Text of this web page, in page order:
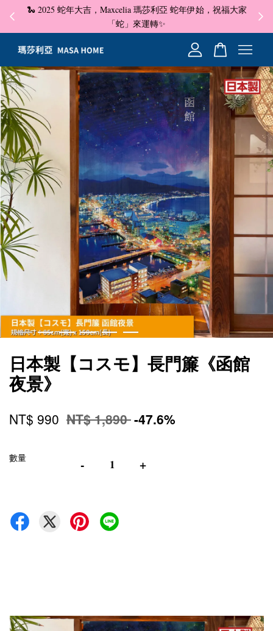
🐍 2025 蛇年大吉，Maxcelia 瑪莎利亞 蛇年伊始，祝福大家
「蛇」來運轉✨
✦
日本製【コスモ】長門簾《函館
夜景》
NT$ 990 NT$ 1,890-47.6%
數量 - +
您的購物車目前還是空的。
繼續購物